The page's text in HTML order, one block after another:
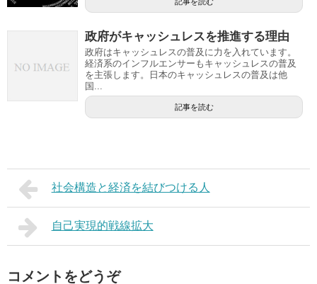
政府がキャッシュレスを推進する理由
政府はキャッシュレスの普及に力を入れています。
経済系のインフルエンサーもキャッシュレスの普及
を主張します。日本のキャッシュレスの普及は他
国...
記事を読む
社会構造と経済を結びつける人
自己実現的戦線拡大
コメントをどうぞ